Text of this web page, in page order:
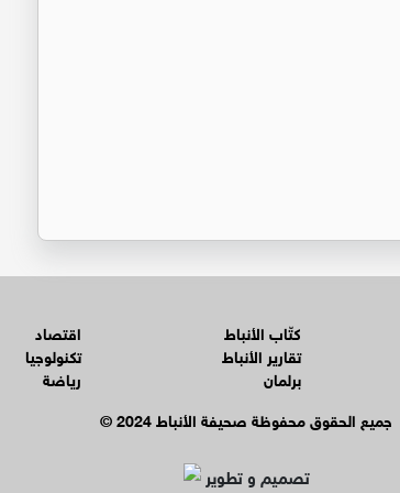
كتّاب الأنباط
تقارير الأنباط
برلمان
اقتصاد
تكنولوجيا
رياضة
© جميع الحقوق محفوظة صحيفة الأنباط 2024
تصميم و تطوير